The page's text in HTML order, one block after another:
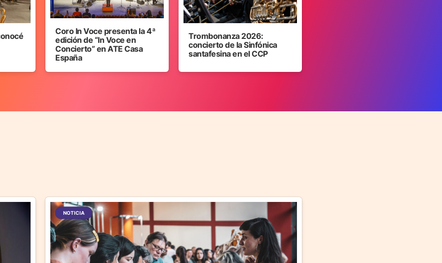
Coro In Voce presenta la 4ª
edición de “In Voce en
Concierto” en ATE Casa
España
Trombonanza 2026:
concierto de la Sinfónica
santafesina en el CCP
NOTICIA